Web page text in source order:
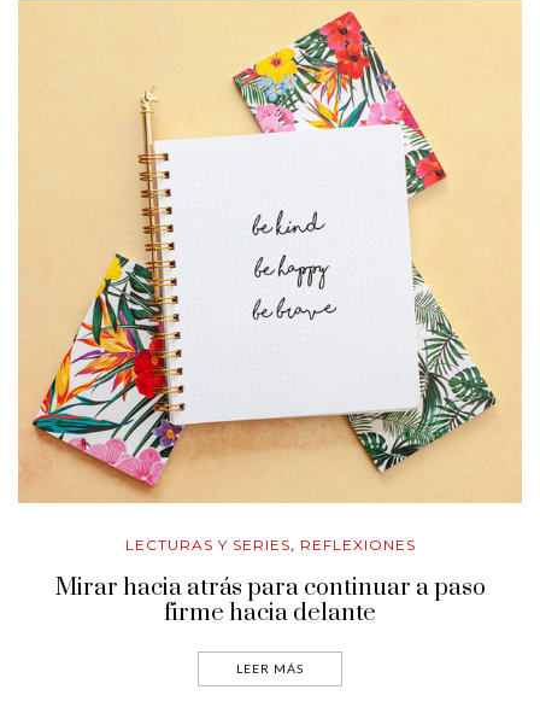
LECTURAS Y SERIES, REFLEXIONES
Mirar hacia atrás para continuar a paso
firme hacia delante
LEER MÁS